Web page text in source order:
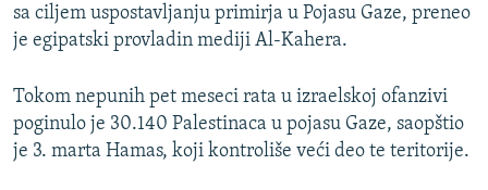
sa ciljem uspostavljanju primirja u Pojasu Gaze, preneo
je egipatski provladin mediji Al-Kahera.
Tokom nepunih pet meseci rata u izraelskoj ofanzivi
poginulo je 30.140 Palestinaca u pojasu Gaze, saopštio
je 3. marta Hamas, koji kontroliše veći deo te teritorije.